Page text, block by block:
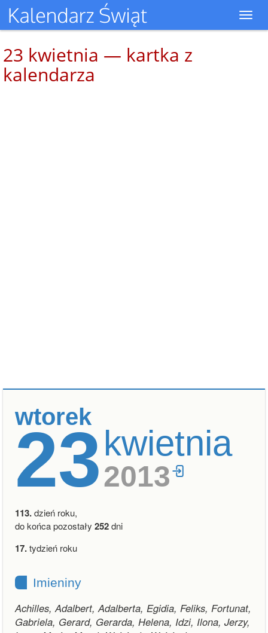
23 kwietnia — kartka z
kalendarza
wtorek
23kwietnia
2013
113.dzień roku,
do końca pozostały 252dni
17.tydzień roku
Imieniny
Achilles, Adalbert, Adalberta, Egidia, Feliks, Fortunat,
Gabriela, Gerard, Gerarda, Helena, Idzi, Ilona, Jerzy,